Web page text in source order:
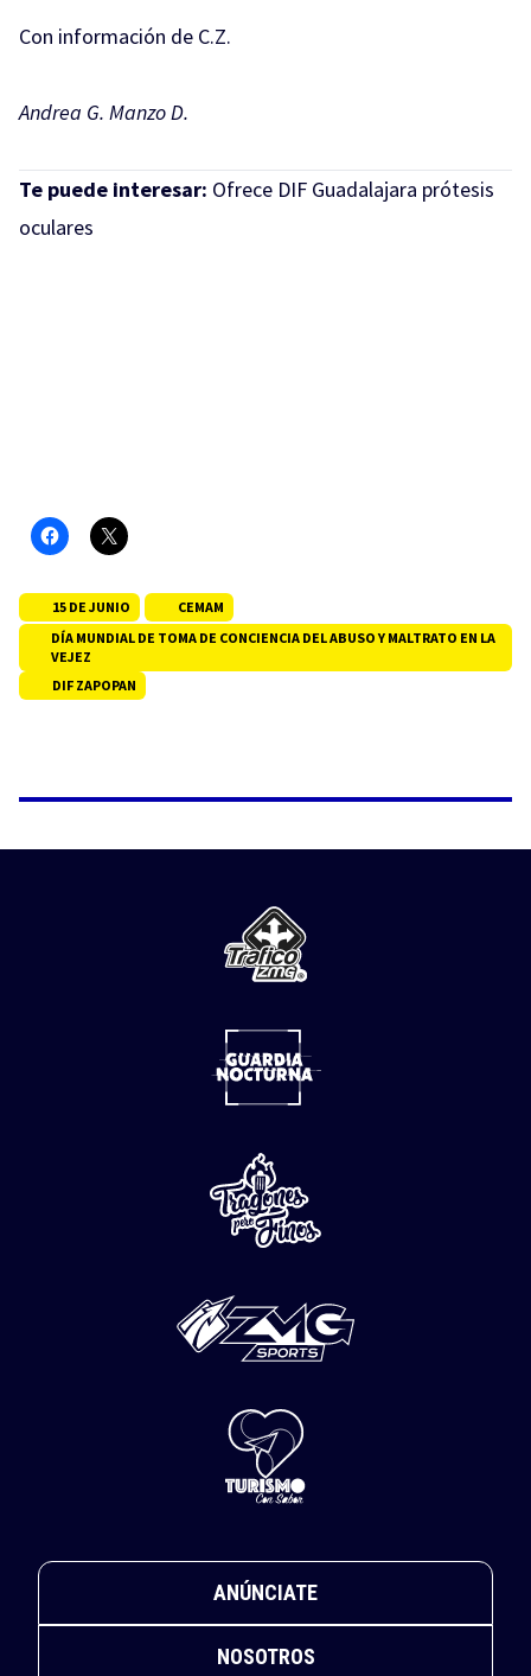
Con información de C.Z.
Andrea G. Manzo D.
Te puede interesar: Ofrece DIF Guadalajara prótesis
oculares
15 DE JUNIO
CEMAM
DÍA MUNDIAL DE TOMA DE CONCIENCIA DEL ABUSO Y MALTRATO EN LA
VEJEZ
DIF ZAPOPAN
ANÚNCIATE
NOSOTROS